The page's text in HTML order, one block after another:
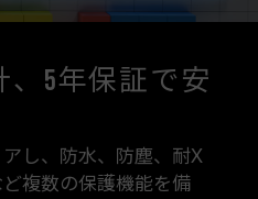
5年保証で安
し、防水、防塵、耐X
複数の保護機能を備